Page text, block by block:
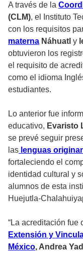
A través de la
(CLM), el Instituto
con los requisitos
materna Náhuatl y
obtuvieron los
el requisito de
como el idioma
estudiantes.
Lo anterior fue
educativo, Evaristo
se prevé seguir
las lenguas
fortaleciendo el
identidad cultural y
alumnos de esta
Huejutla-
“La acreditación fue
Extensión y
México, Andrea